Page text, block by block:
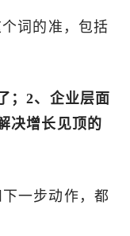
词的准，包括
；2、企业层面
决增长见顶的
一步动作，都